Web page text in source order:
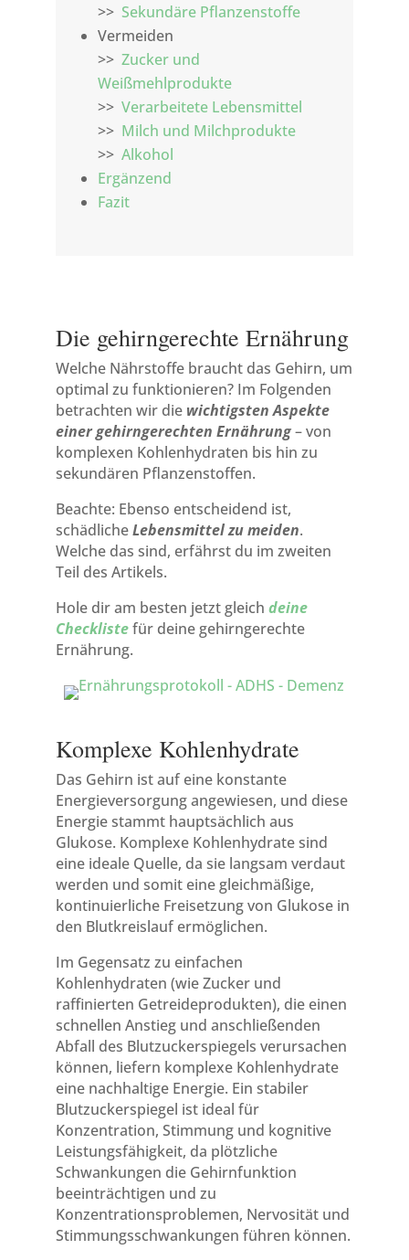
>> Sekundäre Pflanzenstoffe
Vermeiden
>> Zucker und
Weißmehlprodukte
>> Verarbeitete Lebensmittel
>> Milch und Milchprodukte
>> Alkohol
Ergänzend
Fazit
Die gehirngerechte Ernährung
Welche Nährstoffe braucht das Gehirn, um
optimal zu funktionieren? Im Folgenden
betrachten wir die wichtigsten Aspekte
einer gehirngerechten Ernährung– von
komplexen Kohlenhydraten bis hin zu
sekundären Pflanzenstoffen.
Beachte: Ebenso entscheidend ist,
schädlicheLebensmittel zu meiden.
Welche das sind, erfährst du im zweiten
Teil des Artikels.
Hole dir am besten jetzt gleich deine
Checklistefür deine gehirngerechte
Ernährung.
Komplexe Kohlenhydrate
Das Gehirn ist auf eine konstante
Energieversorgung angewiesen, und diese
Energie stammt hauptsächlich aus
Glukose. Komplexe Kohlenhydrate sind
eine ideale Quelle, da sie langsam verdaut
werden und somit eine gleichmäßige,
kontinuierliche Freisetzung von Glukose in
den Blutkreislauf ermöglichen.
Im Gegensatz zu einfachen
Kohlenhydraten (wie Zucker und
raffinierten Getreideprodukten), die einen
schnellen Anstieg und anschließenden
Abfall des Blutzuckerspiegels verursachen
können, liefern komplexe Kohlenhydrate
eine nachhaltige Energie. Ein stabiler
Blutzuckerspiegel ist ideal für
Konzentration, Stimmung und kognitive
Leistungsfähigkeit, da plötzliche
Schwankungen die Gehirnfunktion
beeinträchtigen und zu
Konzentrationsproblemen, Nervosität und
Stimmungsschwankungen führen können.